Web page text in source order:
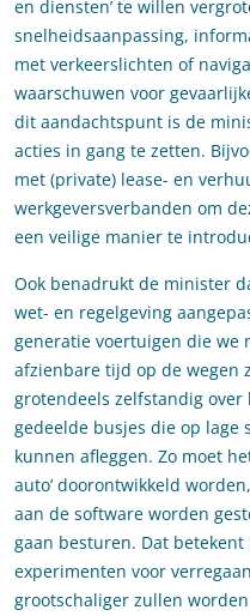
en diensten’ te willen
snelheidsaanpassing,
met verkeerslichten of
waarschuwen voor
dit aandachtspunt is de
acties in gang te zetten.
met (private) lease- en
werkgeversverbanden om
een veilige manier te
Ook benadrukt de minister
wet- en regelgeving
generatie voertuigen die we
afzienbare tijd op de wegen
grotendeels zelfstandig
gedeelde busjes die op lage
kunnen afleggen. Zo moet
auto’ doorontwikkeld
aan de software worden
gaan besturen. Dat
experimenten voor
grootschaliger zullen